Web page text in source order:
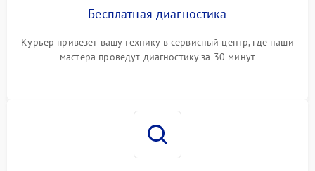
Бесплатная диагностика
Курьер привезет вашу технику в сервисный центр, где наши
мастера проведут диагностику за 30 минут